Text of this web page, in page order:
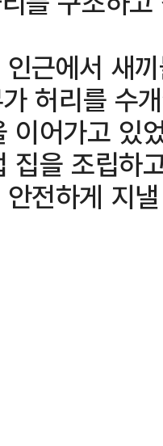
근에서 새
허리를 수
이어가고 있
집을 조립하
전하게 지